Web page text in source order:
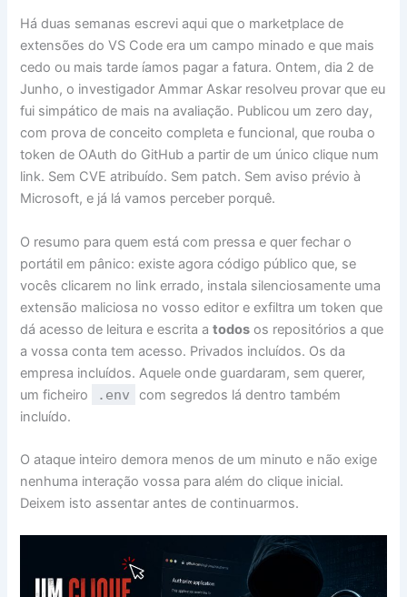
Há duas semanas escrevi aqui que o marketplace de
extensões do VS Code era um campo minado e que mais
cedo ou mais tarde íamos pagar a fatura. Ontem, dia 2 de
Junho, o investigador Ammar Askar resolveu provar que eu
fui simpático de mais na avaliação. Publicou um zero day,
com prova de conceito completa e funcional, que rouba o
token de OAuth do GitHub a partir de um único clique num
link. Sem CVE atribuído. Sem patch. Sem aviso prévio à
Microsoft, e já lá vamos perceber porquê.
O resumo para quem está com pressa e quer fechar o
portátil em pânico: existe agora código público que, se
vocês clicarem no link errado, instala silenciosamente uma
extensão maliciosa no vosso editor e exfiltra um token que
dá acesso de leitura e escrita atodos os repositórios a que
a vossa conta tem acesso. Privados incluídos. Os da
empresa incluídos. Aquele onde guardaram, sem querer,
um ficheiro
.env
com segredos lá dentro também
incluído.
O ataque inteiro demora menos de um minuto e não exige
nenhuma interação vossa para além do clique inicial.
Deixem isto assentar antes de continuarmos.